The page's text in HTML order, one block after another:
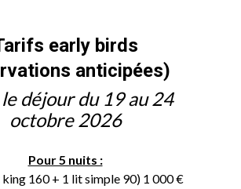
early birds
anticipées)
déjour du 19 au 24
octobre 2026
Pour 5 nuits :
160 + 1 lit simple 90) 1 000 €